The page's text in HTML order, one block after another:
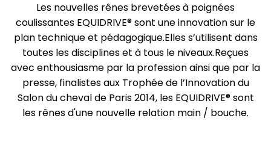
Les nouvelles rênes brevetées à poignées
coulissantes EQUIDRIVE® sont une innovation sur le
plan technique et pédagogique.Elles s’utilisent dans
toutes les disciplines et à tous le niveaux.Reçues
avec enthousiasme par la profession ainsi que par la
presse, finalistes aux Trophée de l’Innovation du
Salon du cheval de Paris 2014, les EQUIDRIVE® sont
les rênes d'une nouvelle relation main / bouche.